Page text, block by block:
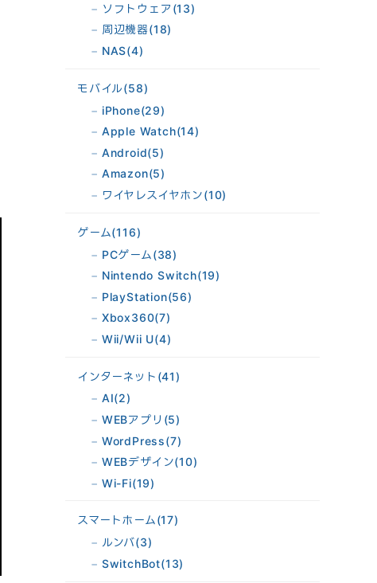
ソフトウェア (13)
周辺機器(18)
NAS(4)
モバイル(58)
iPhone(29)
Apple Watch(14)
Android(5)
Amazon(5)
ワイヤレスイヤホン(10)
ゲーム(116)
PCゲーム(38)
Nintendo Switch(19)
PlayStation(56)
Xbox360(7)
Wii/Wii U(4)
インターネット (41)
AI(2)
WEBアプリ (5)
WordPress(7)
WEBデザイン(10)
Wi-Fi(19)
スマートホーム(17)
ルンバ(3)
SwitchBot(13)